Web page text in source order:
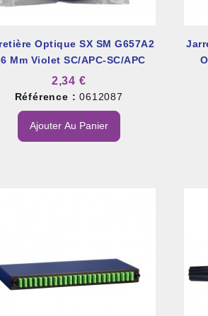
Optique SX SM G657A2
Mm Violet SC/APC-SC/APC
2,34 €
Référence : 0612087
Ajouter Au Panier